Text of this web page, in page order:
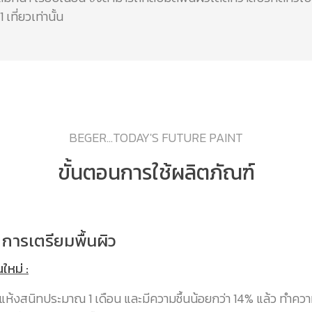
เที่ยวเท่านั้น
BEGER...TODAY'S FUTURE PAINT
ขั้นตอนการใช้ผลิตภัณฑ์
ารเตรียมพื้นผิว
หม่ :
งสนิทประมาณ 1 เดือน และมีความชื้นน้อยกว่า 14% แล้ว ทำคว